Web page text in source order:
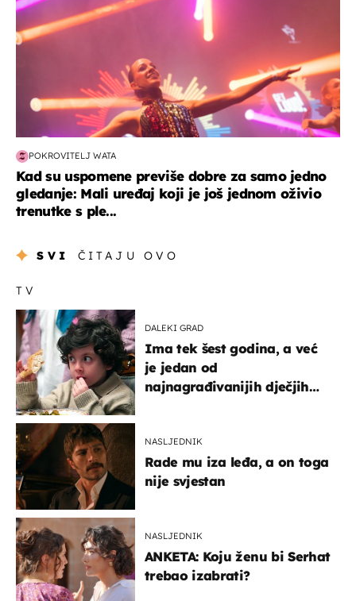
POKROVITELJ WATA
Kad su uspomene previše dobre za samo jedno
gledanje: Mali uređaj koji je još jednom oživio
trenutke s ple...
SVI ČITAJU OVO
TV
DALEKI GRAD
Ima tek šest godina, a već
je jedan od
najnagrađivanijih dječjih
NASLJEDNIK
Rade mu iza leđa, a on toga
nije svjestan
NASLJEDNIK
ANKETA: Koju ženu bi Serhat
trebao izabrati?